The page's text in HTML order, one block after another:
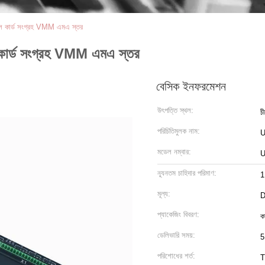
কার্ড সংগ্রহ VMM এমএ স্তর
সংগ্রহ VMM এমএ স্তর
বেসিক ইনফরমেশন
উৎপত্তি স্থল:
পরিচিতিমুলক নাম:
মডেল নম্বার:
ন্যূনতম চাহিদার পরিমাণ: 1
মূল্য:
প্যাকেজিং বিবরণ:
ডেলিভারি সময়: 5
পরিশোধের শর্ত: